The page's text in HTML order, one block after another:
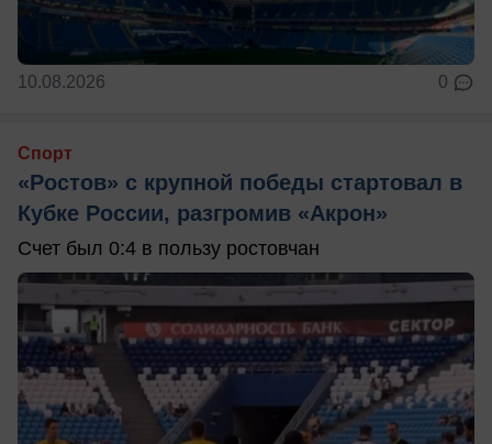
10.08.2026 0
Спорт
«Ростов» с крупной победы стартовал в
Кубке России, разгромив «Акрон»
Счет был 0:4 в пользу ростовчан